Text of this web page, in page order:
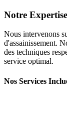
Notre
Nous intervenons
d'assainissement.
des techniques
service optimal.
Nos Services